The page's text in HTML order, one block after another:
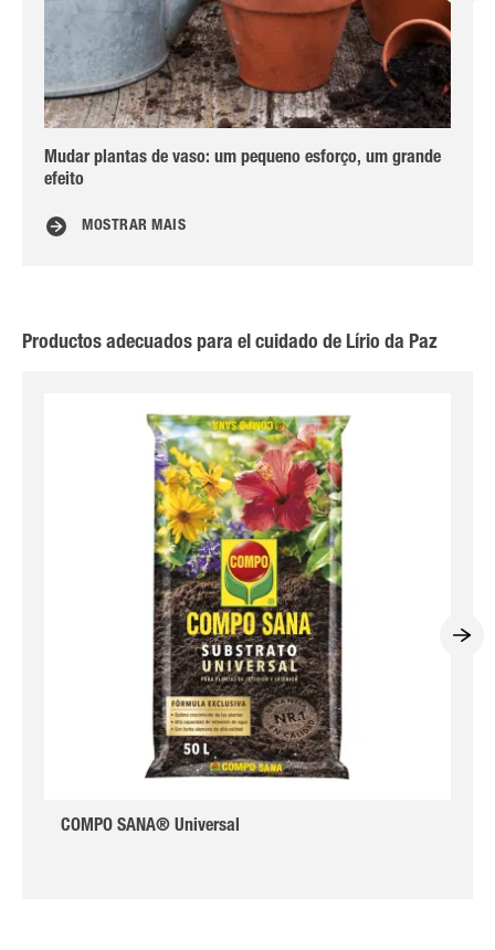
Mudar plantas de vaso: um pequeno esforço, um grande
efeito
MOSTRAR MAIS
Productos adecuados para el cuidado de Lírio da Paz
COMPO SANA® Universal